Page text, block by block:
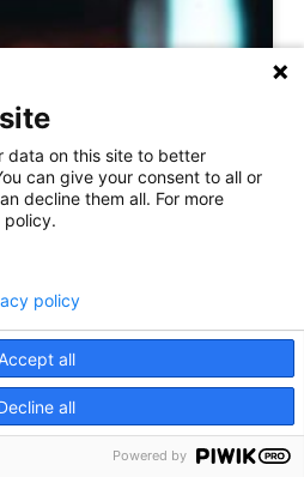
data on this site to better
can give your consent to all or
decline them all. For more
policy.
Accept all
all
policy
Powered by